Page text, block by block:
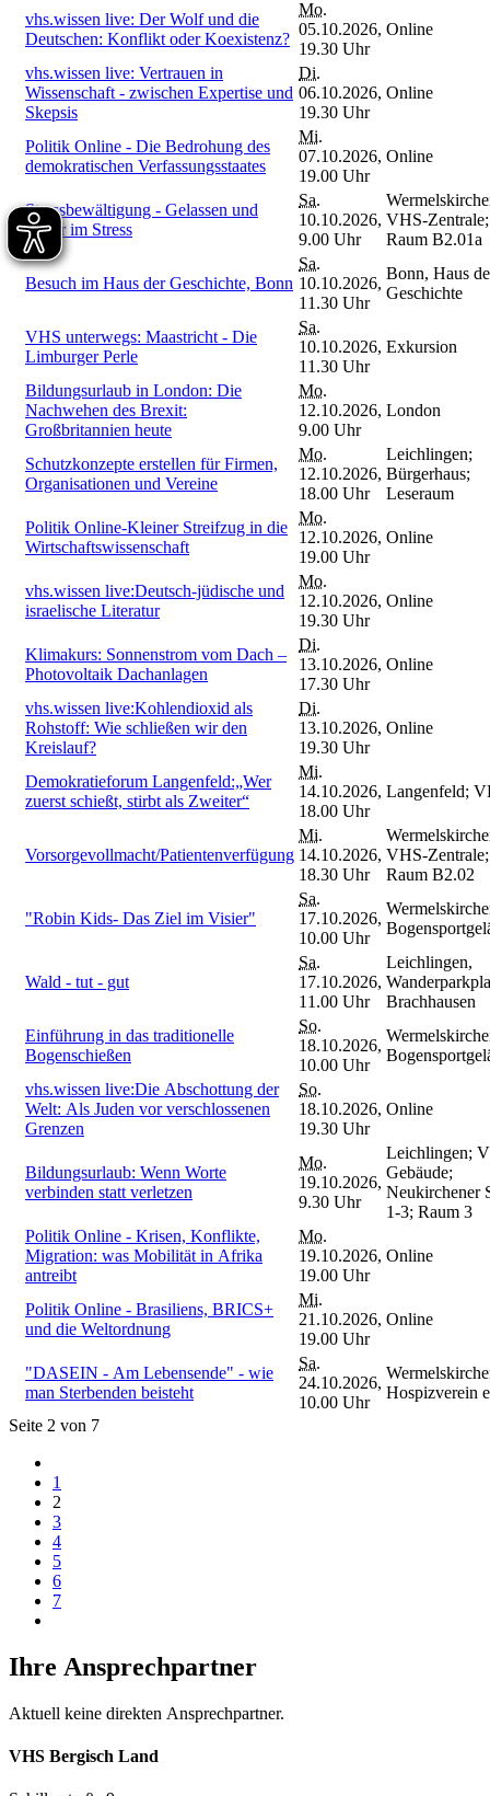
vhs.wissen live: Der Wolf und die
Deutschen: Konflikt oder Koexistenz?
Mo.
05.10.2026,
19.30 Uhr
Online
vhs.wissen live: Vertrauen in
Wissenschaft - zwischen Expertise und
Skepsis
Di.
06.10.2026,
19.30 Uhr
Online
Politik Online - Die Bedrohung des
demokratischen Verfassungsstaates
Mi.
07.10.2026,
19.00 Uhr
Online
Stressbewältigung - Gelassen und
sicher im Stress
Sa.
10.10.2026,
9.00 Uhr
VHS-Zentrale;
Raum B2.01a
Besuch im Haus der Geschichte, Bonn
Sa.
10.10.2026,
11.30 Uhr
Bonn, Haus
Geschichte
VHS unterwegs: Maastricht - Die
Limburger Perle
Sa.
10.10.2026,
11.30 Uhr
Exkursion
Bildungsurlaub in London: Die
Nachwehen des Brexit:
Großbritannien heute
Mo.
12.10.2026,
9.00 Uhr
London
Schutzkonzepte erstellen für Firmen,
Organisationen und Vereine
Mo.
12.10.2026,
18.00 Uhr
Leichlingen;
Bürgerhaus;
Leseraum
Politik Online-Kleiner Streifzug in die
Wirtschaftswissenschaft
Mo.
12.10.2026,
19.00 Uhr
Online
vhs.wissen live:Deutsch-jüdische und
israelische Literatur
Mo.
12.10.2026,
19.30 Uhr
Online
Klimakurs: Sonnenstrom vom Dach –
Photovoltaik Dachanlagen
Di.
13.10.2026,
17.30 Uhr
Online
vhs.wissen live:Kohlendioxid als
Rohstoff: Wie schließen wir den
Kreislauf?
Di.
13.10.2026,
19.30 Uhr
Online
Demokratieforum Langenfeld:„Wer
zuerst schießt, stirbt als Zweiter“
Mi.
14.10.2026,
18.00 Uhr
Langenfeld;
Vorsorgevollmacht/Patientenverfügung
Mi.
14.10.2026,
18.30 Uhr
VHS-Zentrale;
Raum B2.02
"Robin Kids- Das Ziel im Visier"
Sa.
17.10.2026,
10.00 Uhr
Wald - tut - gut
Sa.
17.10.2026,
11.00 Uhr
Leichlingen,
Brachhausen
Einführung in das traditionelle
Bogenschießen
So.
18.10.2026,
10.00 Uhr
vhs.wissen live:Die Abschottung der
Welt: Als Juden vor verschlossenen
Grenzen
So.
18.10.2026,
19.30 Uhr
Online
Bildungsurlaub: Wenn Worte
verbinden statt verletzen
Mo.
19.10.2026,
9.30 Uhr
Leichlingen;
Gebäude;
Neukirchener
1-3; Raum 3
Politik Online - Krisen, Konflikte,
Migration: was Mobilität in Afrika
antreibt
Mo.
19.10.2026,
19.00 Uhr
Online
Politik Online - Brasiliens, BRICS+
und die Weltordnung
Mi.
21.10.2026,
19.00 Uhr
Online
"DASEIN - Am Lebensende" - wie
man Sterbenden beisteht
Sa.
24.10.2026,
10.00 Uhr
Hospizverein
Seite 2 von 7
1
2
3
4
5
6
7
Ihre Ansprechpartner
Aktuell keine direkten Ansprechpartner.
VHS Bergisch Land